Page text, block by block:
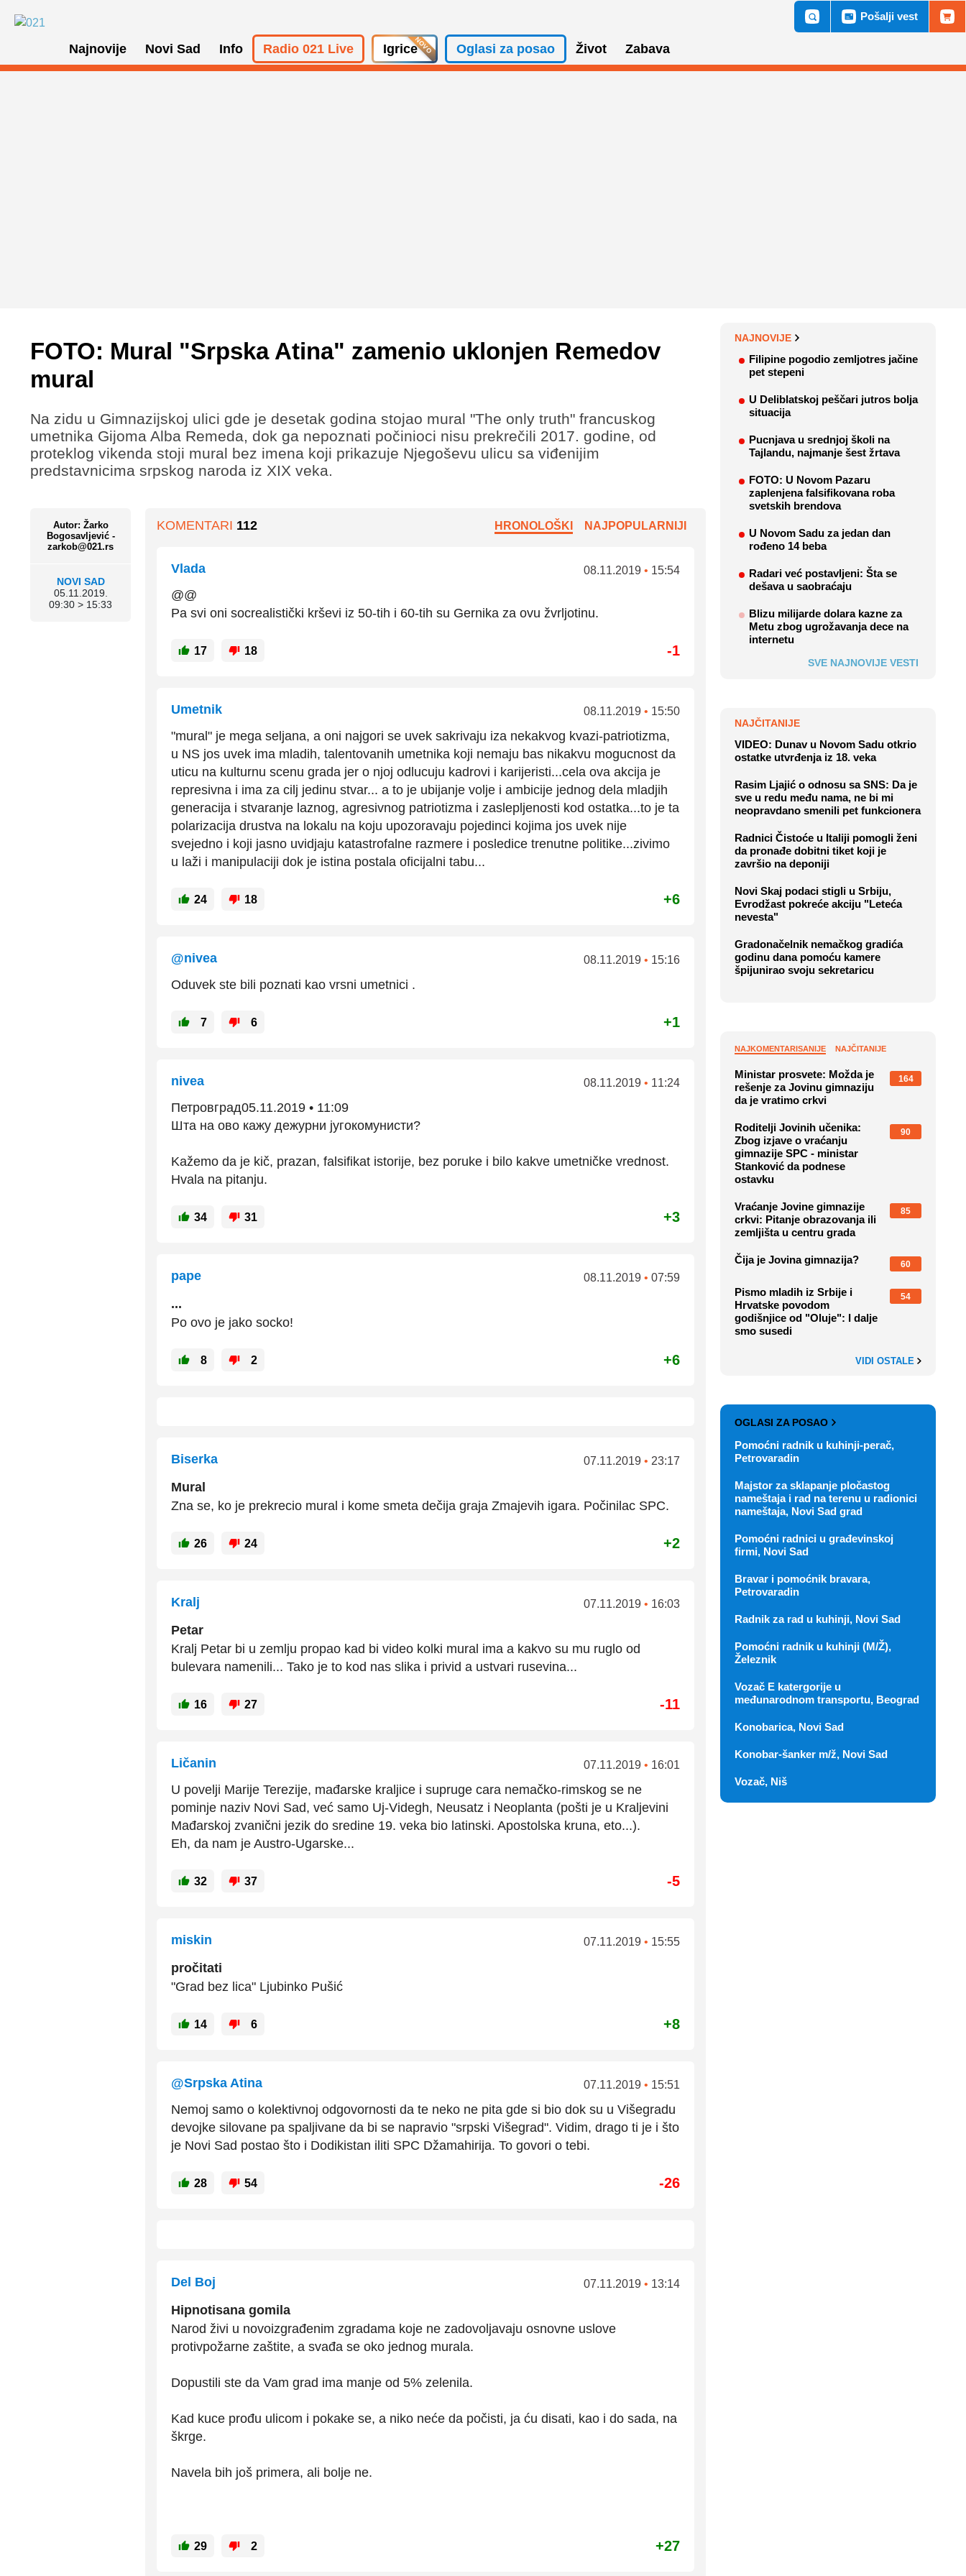
Najnovije Novi Sad Info Radio 021 Live Igrice Oglasi za posao Život Zabava
Pošalji vest
FOTO: Mural "Srpska Atina" zamenio uklonjen Remedov
mural
Autor: Žarko
Bogosavljević -
zarkob@021.rs
NOVI SAD
05.11.2019.
09:30 > 15:33
Na zidu u Gimnazijskoj ulici gde je desetak godina stojao mural "The only truth" francuskog
umetnika Gijoma Alba Remeda, dok ga nepoznati počinioci nisu prekrečili 2017. godine, od
proteklog vikenda stoji mural bez imena koji prikazuje Njegoševu ulicu sa viđenijim
predstavnicima srpskog naroda iz XIX veka.
KOMENTARI 112 HRONOLOŠKI NAJPOPULARNIJI
Vlada 08.11.2019 • 15:54
@@
Pa svi oni socrealistički krševi iz 50-tih i 60-tih su Gernika za ovu žvrljotinu.
17 18 -1
Umetnik 08.11.2019 • 15:50
"mural" je mega seljana, a oni najgori se uvek sakrivaju iza nekakvog kvazi-patriotizma,
u NS jos uvek ima mladih, talentovanih umetnika koji nemaju bas nikakvu mogucnost da
uticu na kulturnu scenu grada jer o njoj odlucuju kadrovi i karijeristi...cela ova akcija je
represivna i ima za cilj jedinu stvar... a to je ubijanje volje i ambicije jednog dela mladjih
generacija i stvaranje laznog, agresivnog patriotizma i zaslepljenosti kod ostatka...to je ta
polarizacija drustva na lokalu na koju upozoravaju pojedinci kojima jos uvek nije
svejedno i koji jasno uvidjaju katastrofalne razmere i posledice trenutne politike...zivimo
u laži i manipulaciji dok je istina postala oficijalni tabu...
24 18 +6
@nivea 08.11.2019 • 15:16
Oduvek ste bili poznati kao vrsni umetnici .
7 6 +1
nivea 08.11.2019 • 11:24
Петровград05.11.2019 • 11:09
Шта на ово кажу дежурни југокомунисти?
Kažemo da je kič, prazan, falsifikat istorije, bez poruke i bilo kakve umetničke vrednost.
Hvala na pitanju.
34 31 +3
pape 08.11.2019 • 07:59
...
Po ovo je jako socko!
8 2 +6
Biserka 07.11.2019 • 23:17
Mural
Zna se, ko je prekrecio mural i kome smeta dečija graja Zmajevih igara. Počinilac SPC.
26 24 +2
Kralj 07.11.2019 • 16:03
Petar
Kralj Petar bi u zemlju propao kad bi video kolki mural ima a kakvo su mu ruglo od
bulevara namenili... Tako je to kod nas slika i privid a ustvari rusevina...
16 27 -11
Ličanin 07.11.2019 • 16:01
U povelji Marije Terezije, mađarske kraljice i supruge cara nemačko-rimskog se ne
pominje naziv Novi Sad, već samo Uj-Videgh, Neusatz i Neoplanta (pošti je u Kraljevini
Mađarskoj zvanični jezik do sredine 19. veka bio latinski. Apostolska kruna, eto...).
Eh, da nam je Austro-Ugarske...
32 37 -5
miskin 07.11.2019 • 15:55
pročitati
"Grad bez lica" Ljubinko Pušić
14 6 +8
@Srpska Atina 07.11.2019 • 15:51
Nemoj samo o kolektivnoj odgovornosti da te neko ne pita gde si bio dok su u Višegradu
devojke silovane pa spaljivane da bi se napravio "srpski Višegrad". Vidim, drago ti je i što
je Novi Sad postao što i Dodikistan iliti SPC Džamahirija. To govori o tebi.
28 54 -26
Del Boj 07.11.2019 • 13:14
Hipnotisana gomila
Narod živi u novoizgrađenim zgradama koje ne zadovoljavaju osnovne uslove
protivpožarne zaštite, a svađa se oko jednog murala.
Dopustili ste da Vam grad ima manje od 5% zelenila.
Kad kuce prođu ulicom i pokake se, a niko neće da počisti, ja ću disati, kao i do sada, na
škrge.
Navela bih još primera, ali bolje ne.
29 2 +27
NAJNOVIJE
Filipine pogodio zemljotres jačine
pet stepeni
U Deliblatskoj peščari jutros bolja
situacija
Pucnjava u srednjoj školi na
Tajlandu, najmanje šest žrtava
FOTO: U Novom Pazaru
zaplenjena falsifikovana roba
svetskih brendova
U Novom Sadu za jedan dan
rođeno 14 beba
Radari već postavljeni: Šta se
dešava u saobraćaju
Blizu milijarde dolara kazne za
Metu zbog ugrožavanja dece na
internetu
SVE NAJNOVIJE VESTI
NAJČITANIJE
VIDEO: Dunav u Novom Sadu otkrio
ostatke utvrđenja iz 18. veka
Rasim Ljajić o odnosu sa SNS: Da je
sve u redu među nama, ne bi mi
neopravdano smenili pet funkcionera
Radnici Čistoće u Italiji pomogli ženi
da pronađe dobitni tiket koji je
završio na deponiji
Novi Skaj podaci stigli u Srbiju,
Evrodžast pokreće akciju "Leteća
nevesta"
Gradonačelnik nemačkog gradića
godinu dana pomoću kamere
špijunirao svoju sekretaricu
NAJKOMENTARISANIJE NAJČITANIJE
Ministar prosvete: Možda je
rešenje za Jovinu gimnaziju
da je vratimo crkvi
164
Roditelji Jovinih učenika:
Zbog izjave o vraćanju
gimnazije SPC - ministar
Stanković da podnese
ostavku
90
Vraćanje Jovine gimnazije
crkvi: Pitanje obrazovanja ili
zemljišta u centru grada
85
Čija je Jovina gimnazija? 60
Pismo mladih iz Srbije i
Hrvatske povodom
godišnjice od "Oluje": I dalje
smo susedi
54
VIDI OSTALE
OGLASI ZA POSAO
Pomoćni radnik u kuhinji-perač,
Petrovaradin
Majstor za sklapanje pločastog
nameštaja i rad na terenu u radionici
nameštaja, Novi Sad grad
Pomoćni radnici u građevinskoj
firmi, Novi Sad
Bravar i pomoćnik bravara,
Petrovaradin
Radnik za rad u kuhinji, Novi Sad
Pomoćni radnik u kuhinji (M/Ž),
Železnik
Vozač E katergorije u
međunarodnom transportu, Beograd
Konobarica, Novi Sad
Konobar-šanker m/ž, Novi Sad
Vozač, Niš